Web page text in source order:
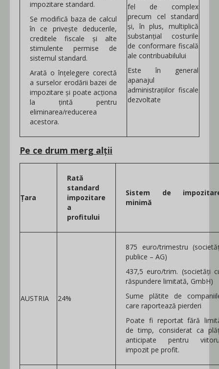
impozitare standard.
Se modifică baza de calcul
în ce privește deducerile,
creditele fiscale și alte
stimulente permise de
sistemul standard.
Arată o înțelegere corectă
a surselor erodării bazei de
impozitare și poate acționa
la țintă pentru
eliminarea/reducerea
acestora.
fel de complex
precum cel standard
și, în plus, multiplică
substanțial costurile
de conformare fiscală
ale contribuabilului
Este în general
apanajul
administrațiilor fiscale
dezvoltate
Pe ce drum merg alții
Țara
Rată
standard
impozitare
a
profitului
Sistem de
minimă
AUSTRIA 24%
875 euro/trimestru
publice – AG)
437,5 euro/trim. (societăți
răspundere limitată, GmbH)
Sume plătite de
care raportează pierderi
Poate fi reportat fără
de timp, considerat ca
anticipate pentru
impozit pe profit.